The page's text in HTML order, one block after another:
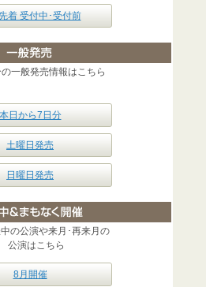
着 受付中･受付前
一般発売情報はこちら
本日から7日分
土曜日発売
日曜日発売
の公演や来月･再来月の
公演はこちら
8月開催